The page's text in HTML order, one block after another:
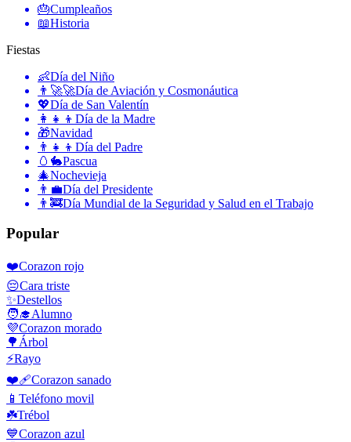
🎂Cumpleaños
📖Historia
Fiestas
👶Día del Niño
👨‍🚀🚀Día de Aviación y Cosmonáutica
💖Día de San Valentín
👩‍👧‍👦 Día de la Madre
🎁Navidad
👨‍👧‍👦 Día del Padre
🥚🐇Pascua
🎄Nochevieja
👨‍💼Día del Presidente
👨‍🚒Día Mundial de la Seguridad y Salud en el Trabajo
Popular
❤️Corazon rojo
😔Cara triste
✨Destellos
🧑‍🎓Alumno
💜Corazon morado
🌳 Árbol
⚡Rayo
❤️‍🩹Corazon sanado
📱 Teléfono movil
☘️Trébol
💙Corazon azul